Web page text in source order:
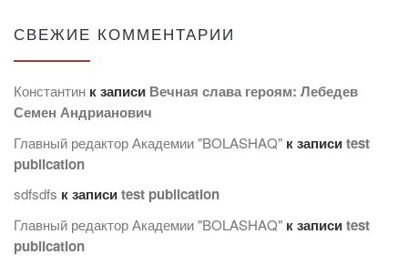
СВЕЖИЕ КОММЕНТАРИИ
Константин к записи Вечная слава героям: Лебедев
Семен Андрианович
Главный редактор Академии "BOLASHAQ" к записиtest
publication
sdfsdfs к записиtest publication
Главный редактор Академии "BOLASHAQ" к записиtest
publication